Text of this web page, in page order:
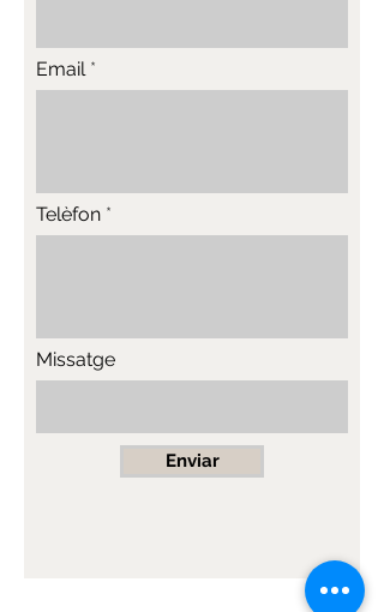
Email
Telèfon
Missatge
Enviar